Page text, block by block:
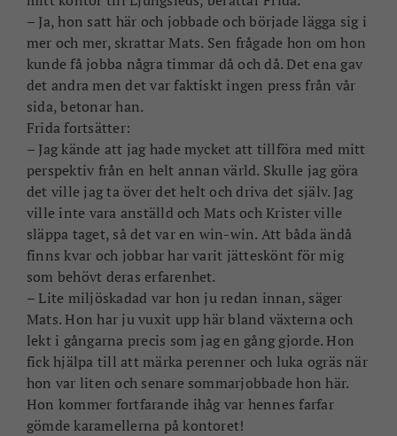
– Ja, hon satt här och jobbade och började lägga sig i
mer och mer, skrattar Mats. Sen frågade hon om hon
kunde få jobba några timmar då och då. Det ena gav
det andra men det var faktiskt ingen press från vår
sida, betonar han.
Frida fortsätter:
– Jag kände att jag hade mycket att tillföra med mitt
perspektiv från en helt annan värld. Skulle jag göra
det ville jag ta över det helt och driva det själv. Jag
ville inte vara anställd och Mats och Krister ville
släppa taget, så det var en win-win. Att båda ändå
finns kvar och jobbar har varit jätteskönt för mig
som behövt deras erfarenhet.
– Lite miljöskadad var hon ju redan innan, säger
Mats. Hon har ju vuxit upp här bland växterna och
lekt i gångarna precis som jag en gång gjorde. Hon
fick hjälpa till att märka perenner och luka ogräs när
hon var liten och senare sommarjobbade hon här.
Hon kommer fortfarande ihåg var hennes farfar
gömde karamellerna på kontoret!